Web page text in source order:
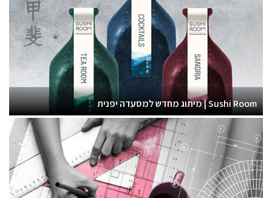
Sushi Room | מיתוג מחדש למסעדה יפנית